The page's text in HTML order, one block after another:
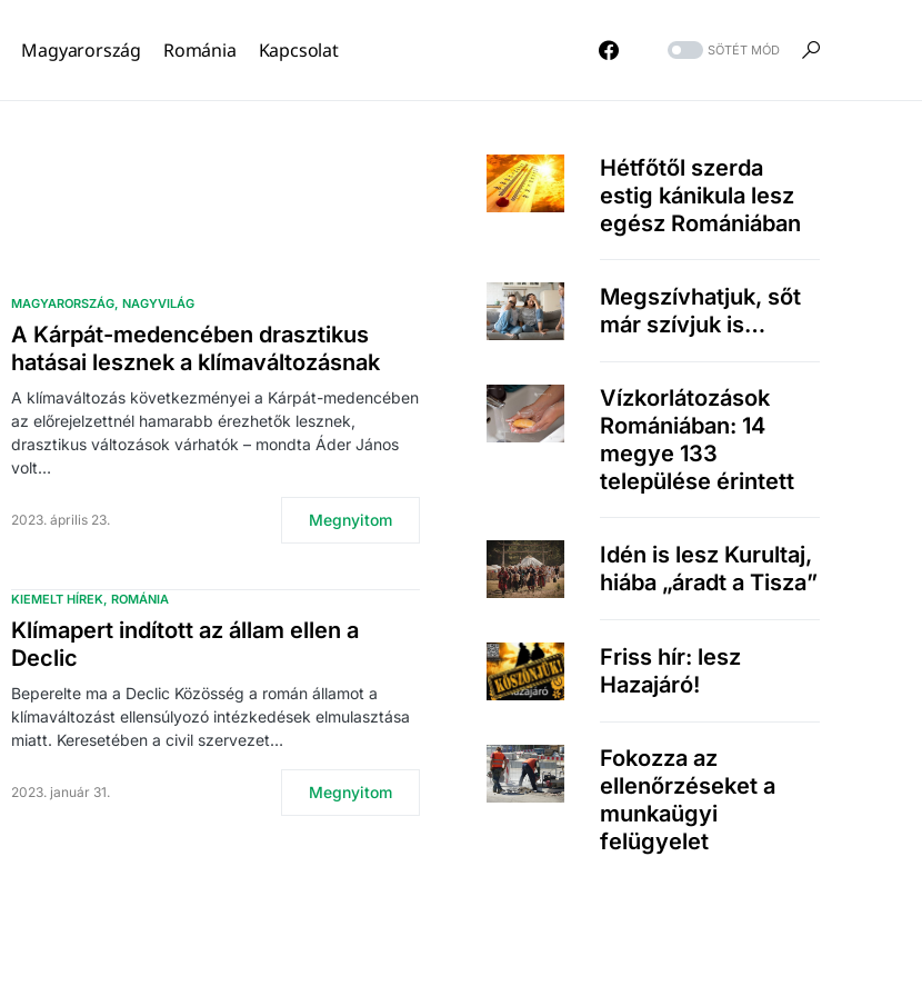
Magyarország Románia Kapcsolat SÖTÉT MÓD
MAGYARORSZÁG NAGYVILÁG
A Kárpát-medencében drasztikus
hatásai lesznek a klímaváltozásnak
A klímaváltozás következményei a Kárpát-medencében
az előrejelzettnél hamarabb érezhetők lesznek,
drasztikus változások várhatók – mondta Áder János
volt…
2023. április 23. Megnyitom
KIEMELT HÍREK ROMÁNIA
Klímapert indított az állam ellen a
Declic
Beperelte ma a Declic Közösség a román államot a
klímaváltozást ellensúlyozó intézkedések elmulasztása
miatt. Keresetében a civil szervezet…
2023. január 31. Megnyitom
Hétfőtől szerda
estig kánikula lesz
egész Romániában
Megszívhatjuk, sőt
már szívjuk is…
Vízkorlátozások
Romániában: 14
megye 133
települése érintett
Idén is lesz Kurultaj,
hiába „áradt a Tisza”
Friss hír: lesz
Hazajáró!
Fokozza az
ellenőrzéseket a
munkaügyi
felügyelet